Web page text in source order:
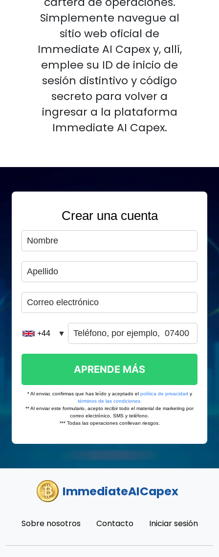
Simplemente navegue al
sitio web oficial de
Immediate AI Capex y, allí,
emplee su ID de inicio de
sesión distintivo y código
secreto para volver a
ingresar a la plataforma
Immediate AI Capex.
ImmediateAICapex
Sobre nosotros Contacto Iniciar sesión